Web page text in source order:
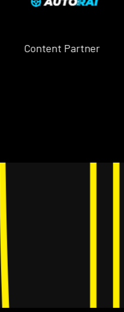
Content Partner